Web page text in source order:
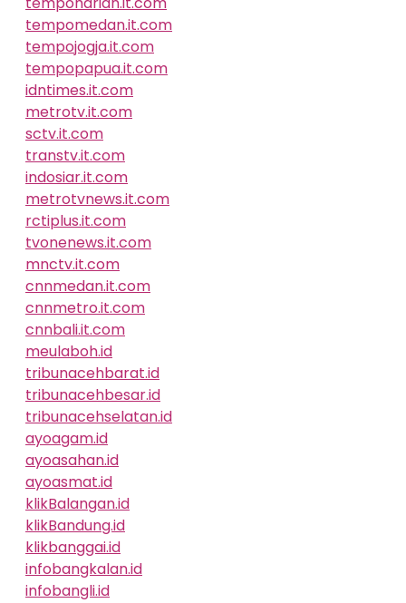
tempomedan.it.com
tempojogja.it.com
tempopapua.it.com
idntimes.it.com
metrotv.it.com
sctv.it.com
transtv.it.com
indosiar.it.com
metrotvnews.it.com
rctiplus.it.com
tvonenews.it.com
mnctv.it.com
cnnmedan.it.com
cnnmetro.it.com
cnnbali.it.com
meulaboh.id
tribunacehbarat.id
tribunacehbesar.id
tribunacehselatan.id
ayoagam.id
ayoasahan.id
ayoasmat.id
klikBalangan.id
klikBandung.id
klikbanggai.id
infobangkalan.id
infobangli.id